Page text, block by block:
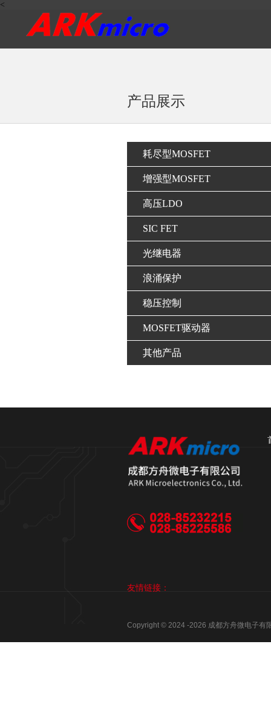
<
产品展示
耗尽型MOSFET
增强型MOSFET
高压LDO
SIC FET
光继电器
浪涌保护
稳压控制
MOSFET驱动器
其他产品
友情链接：
Copyright © 2024 -2026 成都方舟微电子有